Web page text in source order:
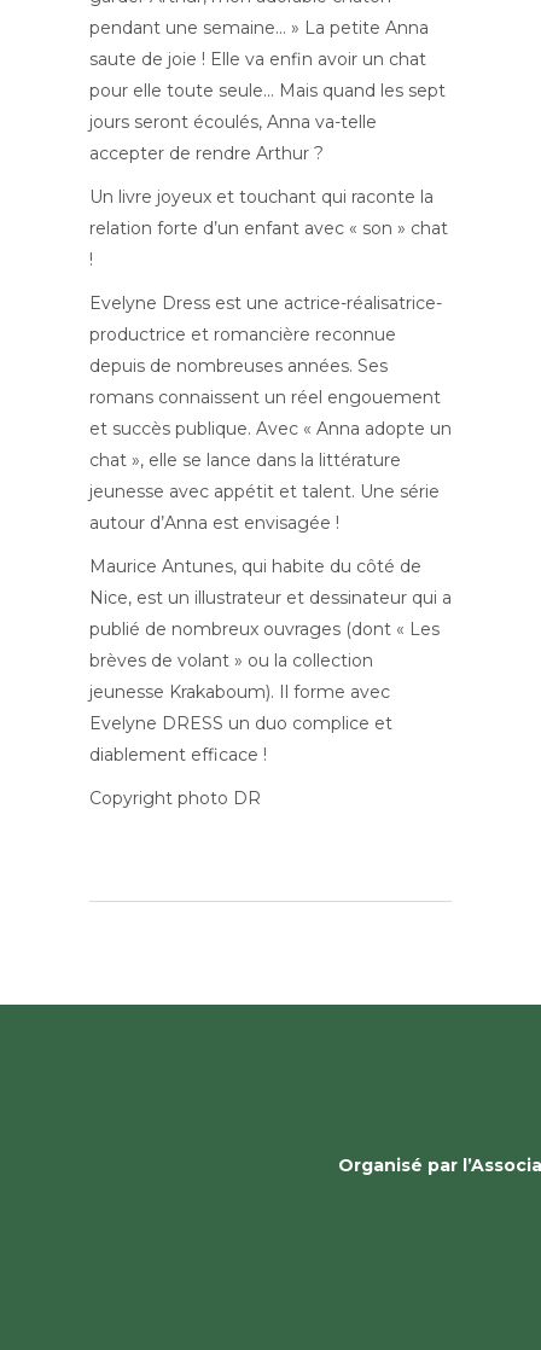
pendant une semaine… » La petite Anna
saute de joie ! Elle va enfin avoir un chat
pour elle toute seule… Mais quand les sept
jours seront écoulés, Anna va-telle
accepter de rendre Arthur ?
Un livre joyeux et touchant qui raconte la
relation forte d’un enfant avec « son » chat
!
Evelyne Dress est une actrice-réalisatrice-
productrice et romancière reconnue
depuis de nombreuses années. Ses
romans connaissent un réel engouement
et succès publique. Avec « Anna adopte un
chat », elle se lance dans la littérature
jeunesse avec appétit et talent. Une série
autour d’Anna est envisagée !
Maurice Antunes, qui habite du côté de
Nice, est un illustrateur et dessinateur qui a
publié de nombreux ouvrages (dont « Les
brèves de volant » ou la collection
jeunesse Krakaboum). Il forme avec
Evelyne DRESS un duo complice et
diablement efficace !
Copyright photo DR
Organisé par